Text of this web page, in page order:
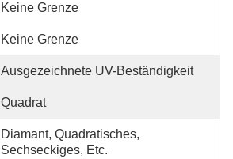
Keine Grenze
Keine Grenze
Ausgezeichnete UV-Beständigkeit
Quadrat
Diamant, Quadratisches,
Sechseckiges, Etc.